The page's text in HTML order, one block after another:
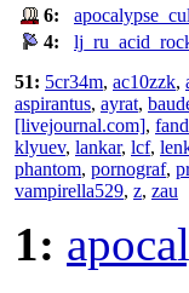
6:
4:
51: 5cr34m, ac10zzk,
aspirantus, ayrat,
[livejournal.com],
klyuev, lankar, lcf,
phantom, pornograf,
vampirella529, z, zau
1: